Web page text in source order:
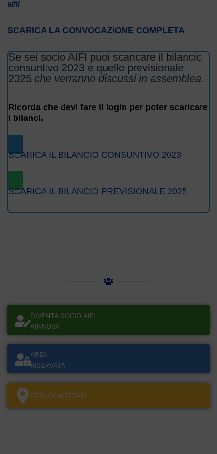
aifi/
SCARICA LA CONVOCAZIONE COMPLETA
Se sei socio AIFI puoi scaricare il bilancio
consuntivo 2023 e quello previsionale
2025 che verranno discussi in assemblea.
Ricorda che devi fare il login per poter scaricare
i bilanci.
SCARICA IL BILANCIO CONSUNTIVO 2023
SCARICA IL BILANCIO PREVISIONALE 2025
DIVENTA SOCIO AIFI
RINNOVA
AREA
RISERVATA
GEOLOCALÌZZATI